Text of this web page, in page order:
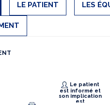
LE PATIENT LES
est informé et
son implication
est